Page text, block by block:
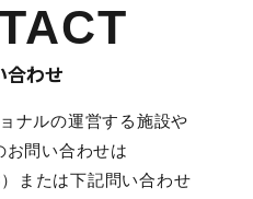
合わせ
ナルの運営する施設や
お問い合わせは
または下記問い合わせ